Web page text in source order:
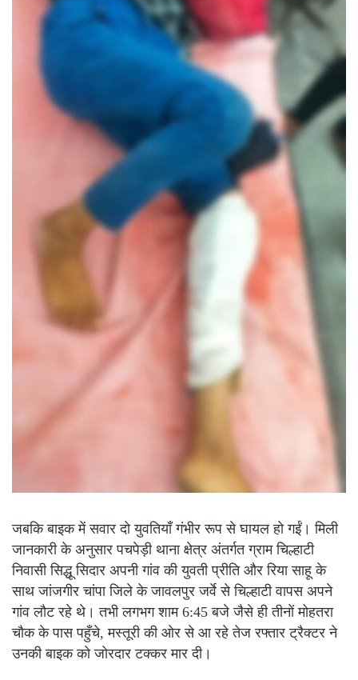
जबकि बाइक में सवार दो युवतियाँ गंभीर रूप से घायल हो गईं। मिली
जानकारी के अनुसार पचपेड़ी थाना क्षेत्र अंतर्गत ग्राम चिल्हाटी
निवासी सिद्धू सिदार अपनी गांव की युवती प्रीति और रिया साहू के
साथ जांजगीर चांपा जिले के जावलपुर जर्वे से चिल्हाटी वापस अपने
गांव लौट रहे थे। तभी लगभग शाम 6:45 बजे जैसे ही तीनों मोहतरा
चौक के पास पहुँचे, मस्तूरी की ओर से आ रहे तेज रफ्तार ट्रैक्टर ने
उनकी बाइक को जोरदार टक्कर मार दी।